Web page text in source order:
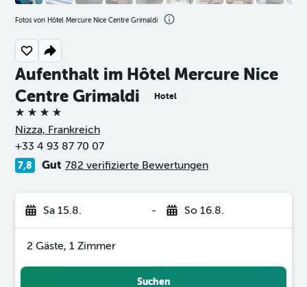
Aufenthalt im Hôtel Mercure Nice
Centre Grimaldi
Hotel
4 Sterne
Nizza, Frankreich
+33 4 93 87 70 07
7,8 Gut 782 verifizierte Bewertungen
Sa 15.8. - So 16.8.
2 Gäste, 1 Zimmer
Suchen
Fotos von Hôtel Mercure Nice Centre Grimaldi